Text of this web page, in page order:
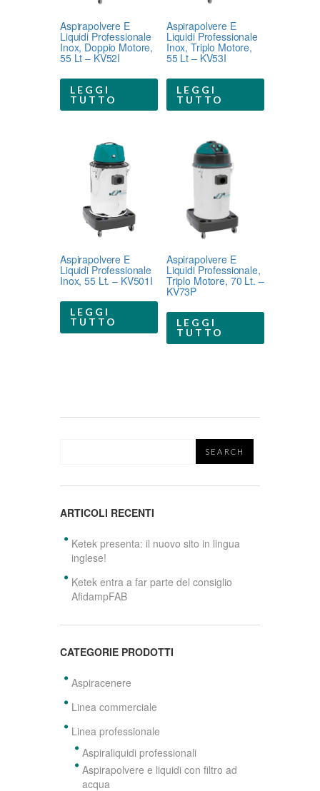
Aspirapolvere E
Liquidi Professionale
Inox, Doppio Motore,
55 Lt – KV52I
LEGGI
TUTTO
Aspirapolvere E
Liquidi Professionale
Inox, Triplo Motore,
55 Lt – KV53I
LEGGI
TUTTO
Aspirapolvere E
Liquidi Professionale
Inox, 55 Lt. – KV501I
LEGGI
TUTTO
Aspirapolvere E
Liquidi Professionale,
Triplo Motore, 70 Lt. –
KV73P
LEGGI
TUTTO
ARTICOLI RECENTI
Ketek presenta: il nuovo sito in lingua
inglese!
Ketek entra a far parte del consiglio
AfidampFAB
CATEGORIE PRODOTTI
Aspiracenere
Linea commerciale
Linea professionale
Aspiraliquidi professionali
Aspirapolvere e liquidi con filtro ad
acqua